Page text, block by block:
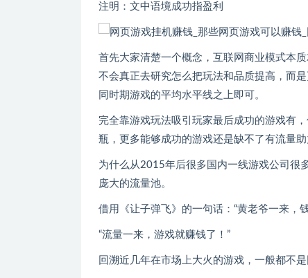
注明：文中语境成功指盈利
首先大家清楚一个概念，互联网商业模式本
不会真正去研究怎么把玩法和品质提高，而
同时期游戏的平均水平线之上即可。
完全靠游戏玩法吸引玩家最后成功的游戏有
瓶，更多能够成功的游戏还是缺不了有流量助
为什么从2015年后很多国内一线游戏公司很
庞大的流量池。
借用《让子弹飞》的一句话：“黄老爷一来，
“流量一来，游戏就赚钱了！”
回溯近几年在市场上大火的游戏，一般都不